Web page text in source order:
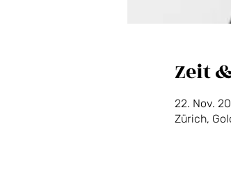
Zeit
22. Nov.
Zürich,